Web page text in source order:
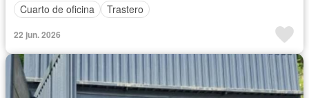
Cuarto de oficina
Trastero
22 jun. 2026